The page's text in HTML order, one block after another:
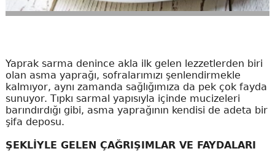
Yaprak sarma denince akla ilk gelen lezzetlerden biri
olan asma yaprağı, sofralarımızı şenlendirmekle
kalmıyor, aynı zamanda sağlığımıza da pek çok fayda
sunuyor. Tıpkı sarmal yapısıyla içinde mucizeleri
barındırdığı gibi, asma yaprağının kendisi de adeta bir
şifa deposu.
ŞEKLİYLE GELEN ÇAĞRIŞIMLAR VE FAYDALARI